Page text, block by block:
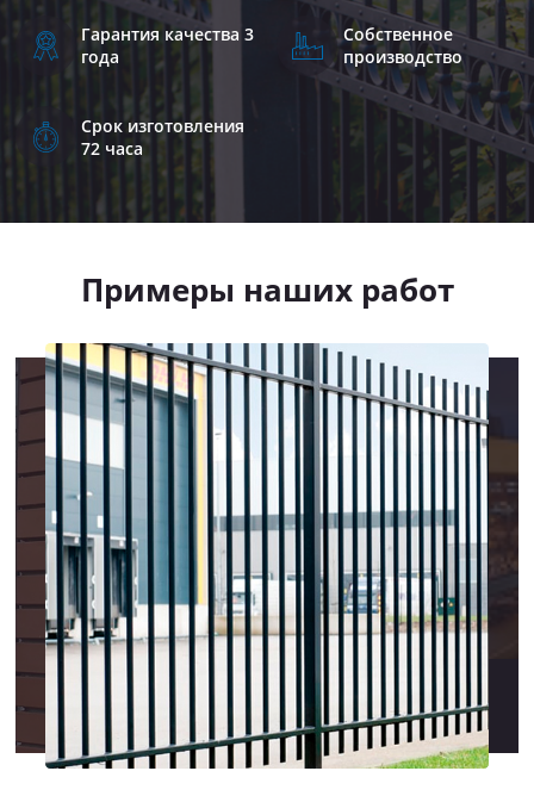
Гарантия качества 3
года
Собственное
производство
Срок изготовления
72 часа
Примеры наших работ